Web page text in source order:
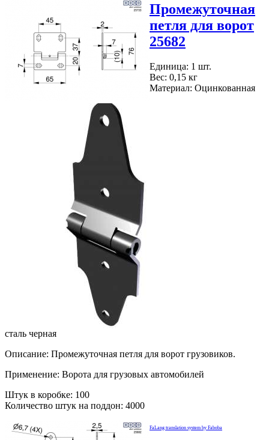
Промежуточная
петля для ворот
25682
Единица: 1 шт.
Вес: 0,15 кг
Материал: Оцинкованная
сталь черная
Описание: Промежуточная петля для ворот грузовиков.
Применение: Ворота для грузовых автомобилей
Штук в коробке: 100
Количество штук на поддон: 4000
FaLang translation system by Faboba